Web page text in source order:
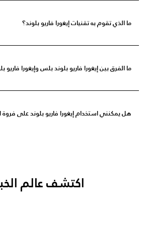
ما الذي تقوم به تقنيات إيغورا فاريو بلوند؟
ما الفرق بين إيغورا فاريو بلوند بلس وإيغورا
هل يمكنني استخدام إيغورا فاريو بلوند على فروة
اكتشف عالم